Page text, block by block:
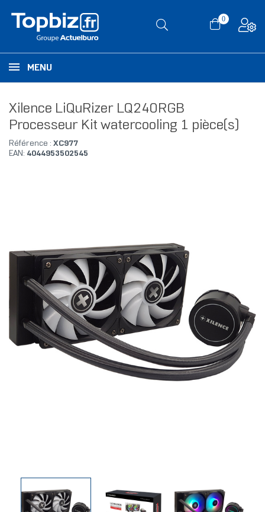
0
MENU
Xilence LiQuRizer LQ240RGB
Processeur Kit watercooling 1 pièce(s)
Référence : XC977
EAN: 4044953502545